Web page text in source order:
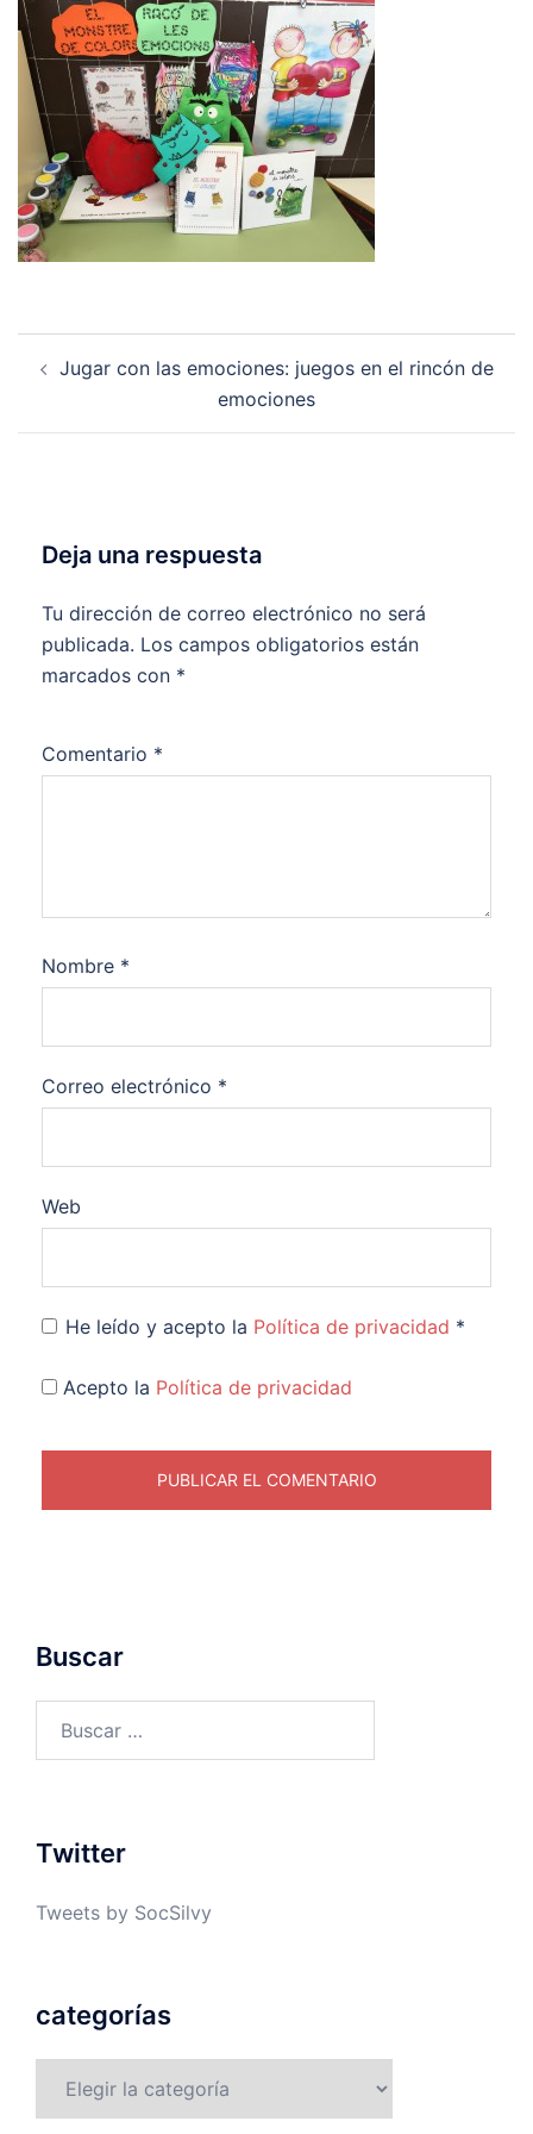
de Jugar con las emociones: juegos en el rincón de
emociones
Deja una respuesta
Tu dirección de correo electrónico no será
publicada. Los campos obligatorios están
marcados con *
Comentario *
Nombre *
Correo electrónico *
Web
He leído y acepto la Política de privacidad *
Acepto la Política de privacidad
Buscar
Twitter
Tweets by SocSilvy
categorías